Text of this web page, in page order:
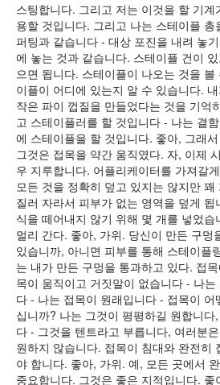
스팅합니다. 그리고 저는 이것을 할 기
용할 것입니다. 그리고 나는 스테이플
퍼팅과 같습니다 - 대상 포진을 내려 놓
에 놓는 것과 같습니다. 스테이플 건이
으면 됩니다. 스테이플이 나오는 것을
이플이 어디에 있는지 알 수 있습니다.
작은 파이 껍질을 만들었다는 것을 기억
고 스테이플러를 할 것입니다 - 나는 결
에 스테이플을 할 것입니다. 좋아, 그래
그것은 접목을 약간 움직였다. 자, 이제
우 지루합니다. 어플리케이터를 가져갈
모든 것을 정확히 덮고 있지는 않지만
질러 자라서 피부가 없는 영역을 덮게
식을 떼어내지 않기 위해 몇 개를 넣었
멀리 간다. 좋아, 가위. 당신이 만든 구멍
있습니까, 아니면 피부를 통해 스테이플
는 내가 만든 구멍을 통과하고 있다. 접
목이 움직이고 거짓말이 없습니다 - 나
다 - 나는 접목이 원래입니다 - 접목이
십니까? 나는 그것이 평평하길 원합니
다 - 그것을 텐트라고 부릅니다, 여러분
원하지 않습니다. 접목이 침대와 완전히
야 합니다. 좋아, 가위. 예, 모든 곳에서
중요합니다. 그것은 좋은 지적입니다.